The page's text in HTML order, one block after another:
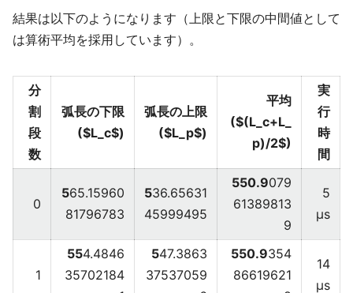
結果は以下のようになります（上限と下限の中間値として
は算術平均を採用しています）。
分
割
段
数
弧長の下限
($L_c$)
弧長の上限
($L_p$)
平均
($(L_c+L_
p)/2$)
実
行
時
間
0
565.15960
81796783
536.65631
45999495
550.9079
61389813
9
5
μs
1
554.4846
35702184
547.3863
37537059
550.9354
86619621
14
μs